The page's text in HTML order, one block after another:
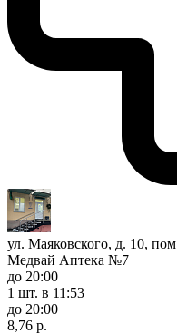
ул. Маяковского, д. 10,
Медвай Аптека №7
до 20:00
1 шт. в 11:53
до 20:00
8,76 р.